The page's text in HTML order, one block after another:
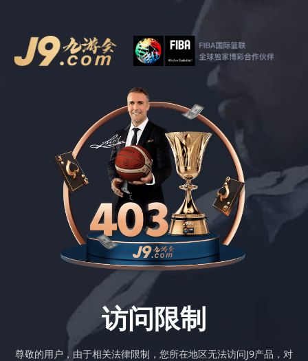
访问限制
尊敬的用户，由于相关法律限制，您所在地区无法访问J9产品，对